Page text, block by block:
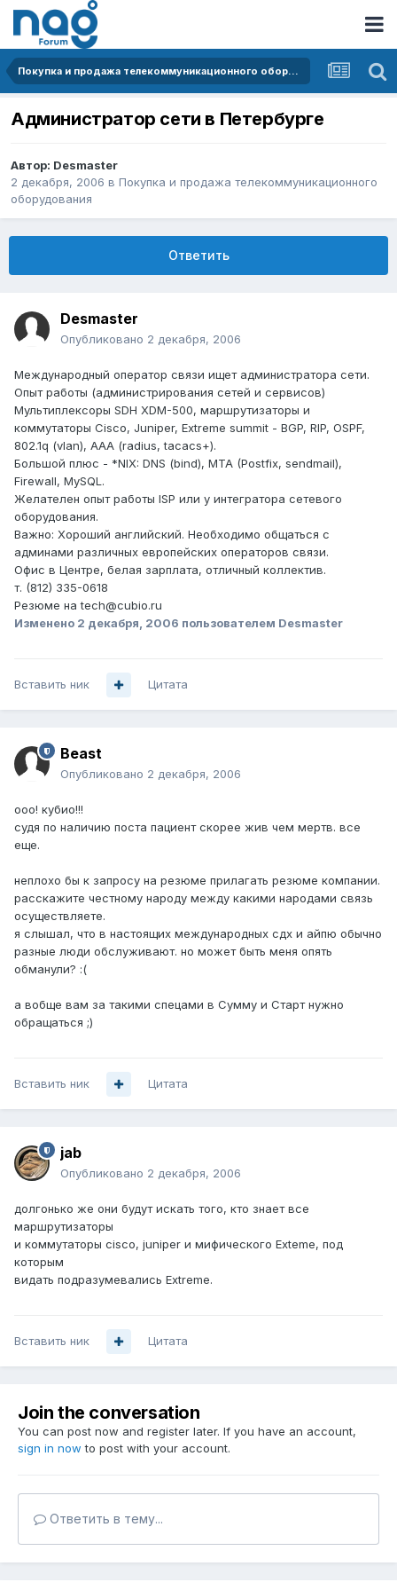
Покупка и продажа телекоммуникационного оборудования
Администратор сети в Петербурге
Автор: Desmaster
2 декабря, 2006 в Покупка и продажа телекоммуникационного
оборудования
Ответить
Desmaster
Опубликовано 2 декабря, 2006
Международный оператор связи ищет администратора сети.
Опыт работы (администрирования сетей и сервисов)
Мультиплексоры SDH XDM-500, маршрутизаторы и
коммутаторы Cisco, Juniper, Extreme summit - BGP, RIP, OSPF,
802.1q (vlan), AAA (radius, tacacs+).
Большой плюс - *NIX: DNS (bind), MTA (Postfix, sendmail),
Firewall, MySQL.
Желателен опыт работы ISP или у интегратора сетевого
оборудования.
Важно: Хороший английский. Необходимо общаться с
админами различных европейских операторов связи.
Офис в Центре, белая зарплата, отличный коллектив.
т. (812) 335-0618
Резюме на tech@cubio.ru
Изменено 2 декабря, 2006 пользователем Desmaster
Вставить ник Цитата
Beast
Опубликовано 2 декабря, 2006
ooo! кубио!!!
судя по наличию поста пациент скорее жив чем мертв. все
еще.
неплохо бы к запросу на резюме прилагать резюме компании.
расскажите честному народу между какими народами связь
осуществляете.
я слышал, что в настоящих международных сдх и айпю обычно
разные люди обслуживают. но может быть меня опять
обманули? :(
а вобще вам за такими спецами в Сумму и Старт нужно
обращаться ;)
Вставить ник Цитата
jab
Опубликовано 2 декабря, 2006
долгонько же они будут искать того, кто знает все
маршрутизаторы
и коммутаторы cisco, juniper и мифического Exteme, под
которым
видать подразумевались Extreme.
Вставить ник Цитата
Join the conversation
You can post now and register later. If you have an account,
sign in now to post with your account.
Ответить в тему...